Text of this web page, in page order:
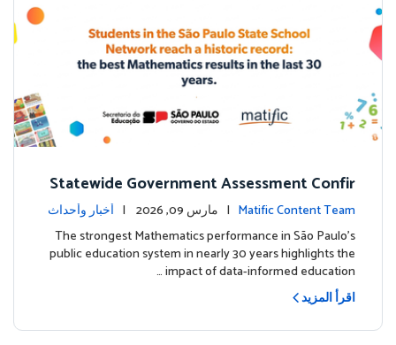
Statewide Government Assessment Confir
Math Achievement
Matific Content Team | مارس 09, 2026 |
أخبار وأحداث
The strongest Mathematics performance in São Paulo’s
public education system in nearly 30 years highlights the
impact of data-informed education …
اقرأ المزيد